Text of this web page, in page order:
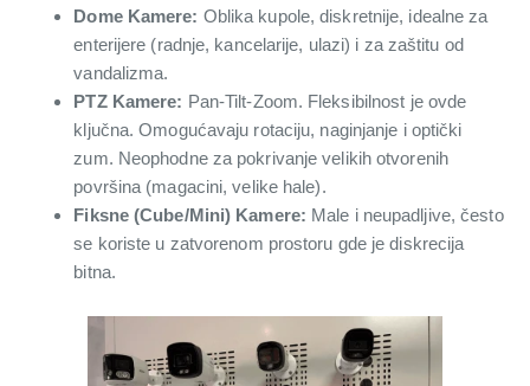
Dome Kamere: Oblika kupole, diskretnije, idealne za
enterijere (radnje, kancelarije, ulazi) i za zaštitu od
vandalizma.
PTZ Kamere: Pan-Tilt-Zoom. Fleksibilnost je ovde
ključna. Omogućavaju rotaciju, naginjanje i optički
zum. Neophodne za pokrivanje velikih otvorenih
površina (magacini, velike hale).
Fiksne (Cube/Mini) Kamere: Male i neupadljive, često
se koriste u zatvorenom prostoru gde je diskrecija
bitna.